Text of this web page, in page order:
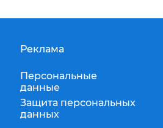
Реклама
Персональные
данные
Защита персональных
данных